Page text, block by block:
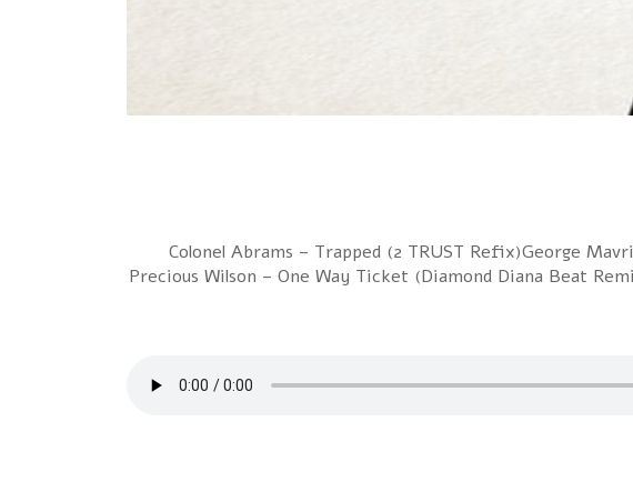
1 Colonel Abrams – Trapped (2 TRUST Refix)George
Precious Wilson – One Way Ticket (Diamond Diana Beat